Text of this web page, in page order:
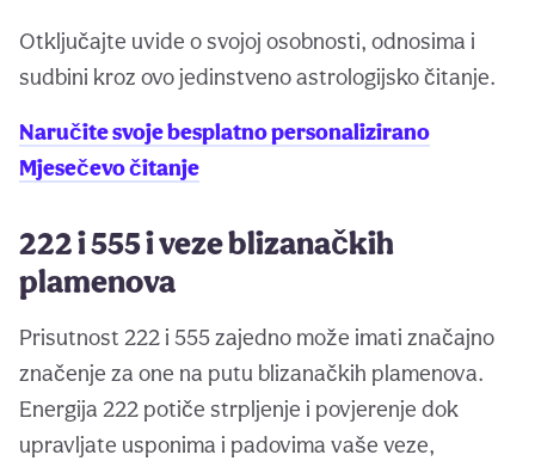
Otključajte uvide o svojoj osobnosti, odnosima i
sudbini kroz ovo jedinstveno astrologijsko čitanje.
Naručite svoje besplatno personalizirano
Mjesečevo čitanje
222 i 555 i veze blizanačkih
plamenova
Prisutnost 222 i 555 zajedno može imati značajno
značenje za one na putu blizanačkih plamenova.
Energija 222 potiče strpljenje i povjerenje dok
upravljate usponima i padovima vaše veze,